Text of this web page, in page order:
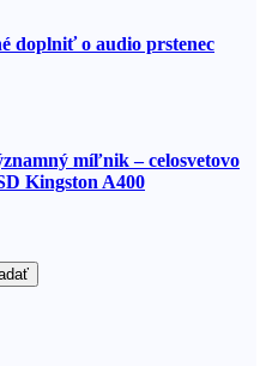
doplniť o audio prstenec
míľnik – celosvetovo
Kingston A400